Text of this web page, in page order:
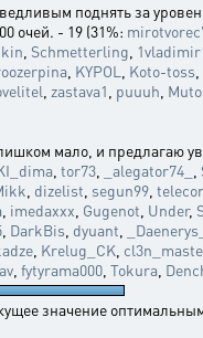
поднять за
очей. - 19 (31%:
Schmetterling
KYPOL Koto-toss
zastava1 puuuh
мало, и предлагаю
tor73 _alegator74_
dizelist segun99
imedaxxx Gugenot Under,
DarkBis dyuant _Daenerys_
Krelug_CK
fytyrama000 Tokura
значение